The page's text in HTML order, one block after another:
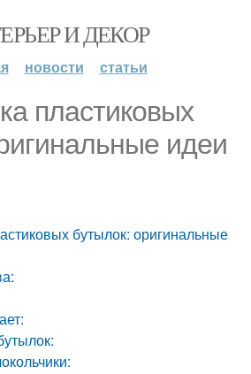
И ДЕКОР
новости статьи
пластиковых
идеи
бутылок: оригинальные